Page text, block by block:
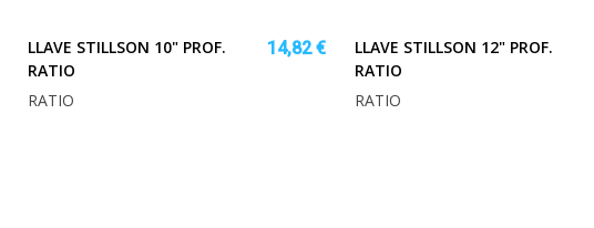
LLAVE STILLSON 10" PROF.
RATIO
14,82 €
RATIO
LLAVE STILLSON 12" PROF.
RATIO
RATIO